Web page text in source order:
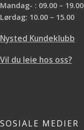
Mandag- : 09.00 – 19.00
Lørdag: 10.00 – 15.00
Nysted Kundeklubb
Vil du leie hos oss?
SOSIALE MEDIER